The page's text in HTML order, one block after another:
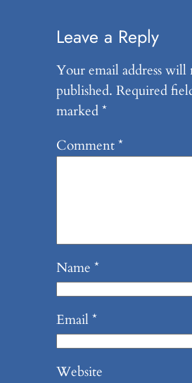
Leave a Reply
Your email address will
published. Required
marked*
Comment*
Name *
Email*
Website